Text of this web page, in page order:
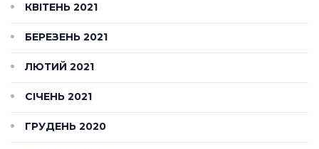
КВІТЕНЬ 2021
БЕРЕЗЕНЬ 2021
ЛЮТИЙ 2021
СІЧЕНЬ 2021
ГРУДЕНЬ 2020